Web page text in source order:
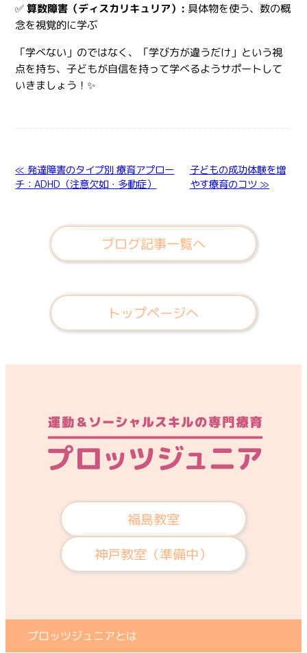
✅算数障害（ディスカリキュリア）: 具体物を使う、数の概
念を視覚的に学ぶ
「学べない」のではなく、「学び方が違うだけ」という視
点を持ち、子どもが自信を持って学べるようサポートして
いきましょう！✨
≪ 発達障害のタイプ別 療育アプロー
チ：ADHD（注意欠如・多動症）
子どもの成功体験を増
やす療育のコツ ≫
ブログ記事一覧へ
トップページへ
福島教室
神戸教室（準備中）
プロッツジュニアとは